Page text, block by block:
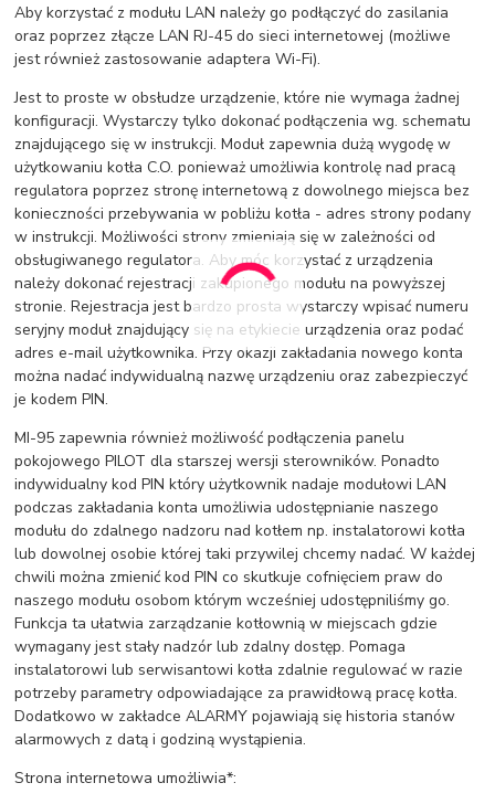
Aby korzystać z modułu LAN należy go podłączyć do zasilania
oraz poprzez złącze LAN RJ-45 do sieci internetowej (możliwe
jest również zastosowanie adaptera Wi-Fi).
Jest to proste w obsłudze urządzenie, które nie wymaga żadnej
konfiguracji. Wystarczy tylko dokonać podłączenia wg. schematu
znajdującego się w instrukcji. Moduł zapewnia dużą wygodę w
użytkowaniu kotła C.O. ponieważ umożliwia kontrolę nad pracą
regulatora poprzez stronę internetową z dowolnego miejsca bez
konieczności przebywania w pobliżu kotła - adres strony podany
w instrukcji. Możliwości strony zmieniają się w zależności od
obsługiwanego regulatora. Aby móc korzystać z urządzenia
należy dokonać rejestracji zakupionego modułu na powyższej
stronie. Rejestracja jest bardzo prosta wystarczy wpisać numeru
seryjny moduł znajdujący się na etykiecie urządzenia oraz podać
adres e-mail użytkownika. Przy okazji zakładania nowego konta
można nadać indywidualną nazwę urządzeniu oraz zabezpieczyć
je kodem PIN.
MI-95 zapewnia również możliwość podłączenia panelu
pokojowego PILOT dla starszej wersji sterowników. Ponadto
indywidualny kod PIN który użytkownik nadaje modułowi LAN
podczas zakładania konta umożliwia udostępnianie naszego
modułu do zdalnego nadzoru nad kotłem np. instalatorowi kotła
lub dowolnej osobie której taki przywilej chcemy nadać. W każdej
chwili można zmienić kod PIN co skutkuje cofnięciem praw do
naszego modułu osobom którym wcześniej udostępniliśmy go.
Funkcja ta ułatwia zarządzanie kotłownią w miejscach gdzie
wymagany jest stały nadzór lub zdalny dostęp. Pomaga
instalatorowi lub serwisantowi kotła zdalnie regulować w razie
potrzeby parametry odpowiadające za prawidłową pracę kotła.
Dodatkowo w zakładce ALARMY pojawiają się historia stanów
alarmowych z datą i godziną wystąpienia.
Strona internetowa umożliwia*: